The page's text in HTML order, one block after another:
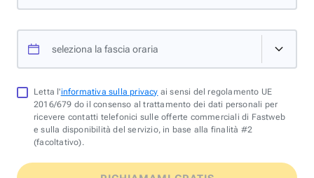
seleziona la fascia oraria
Letta l'informativa sulla privacy ai sensi del regolamento UE
2016/679 do il consenso al trattamento dei dati personali per
ricevere contatti telefonici sulle offerte commerciali di Fastweb
e sulla disponibilità del servizio, in base alla finalità #2
(facoltativo).